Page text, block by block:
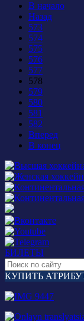
В начало
Назад
573
574
575
576
577
578
579
580
581
582
Вперед
В конец
БИЛЕТЫ
КУПИТЬ